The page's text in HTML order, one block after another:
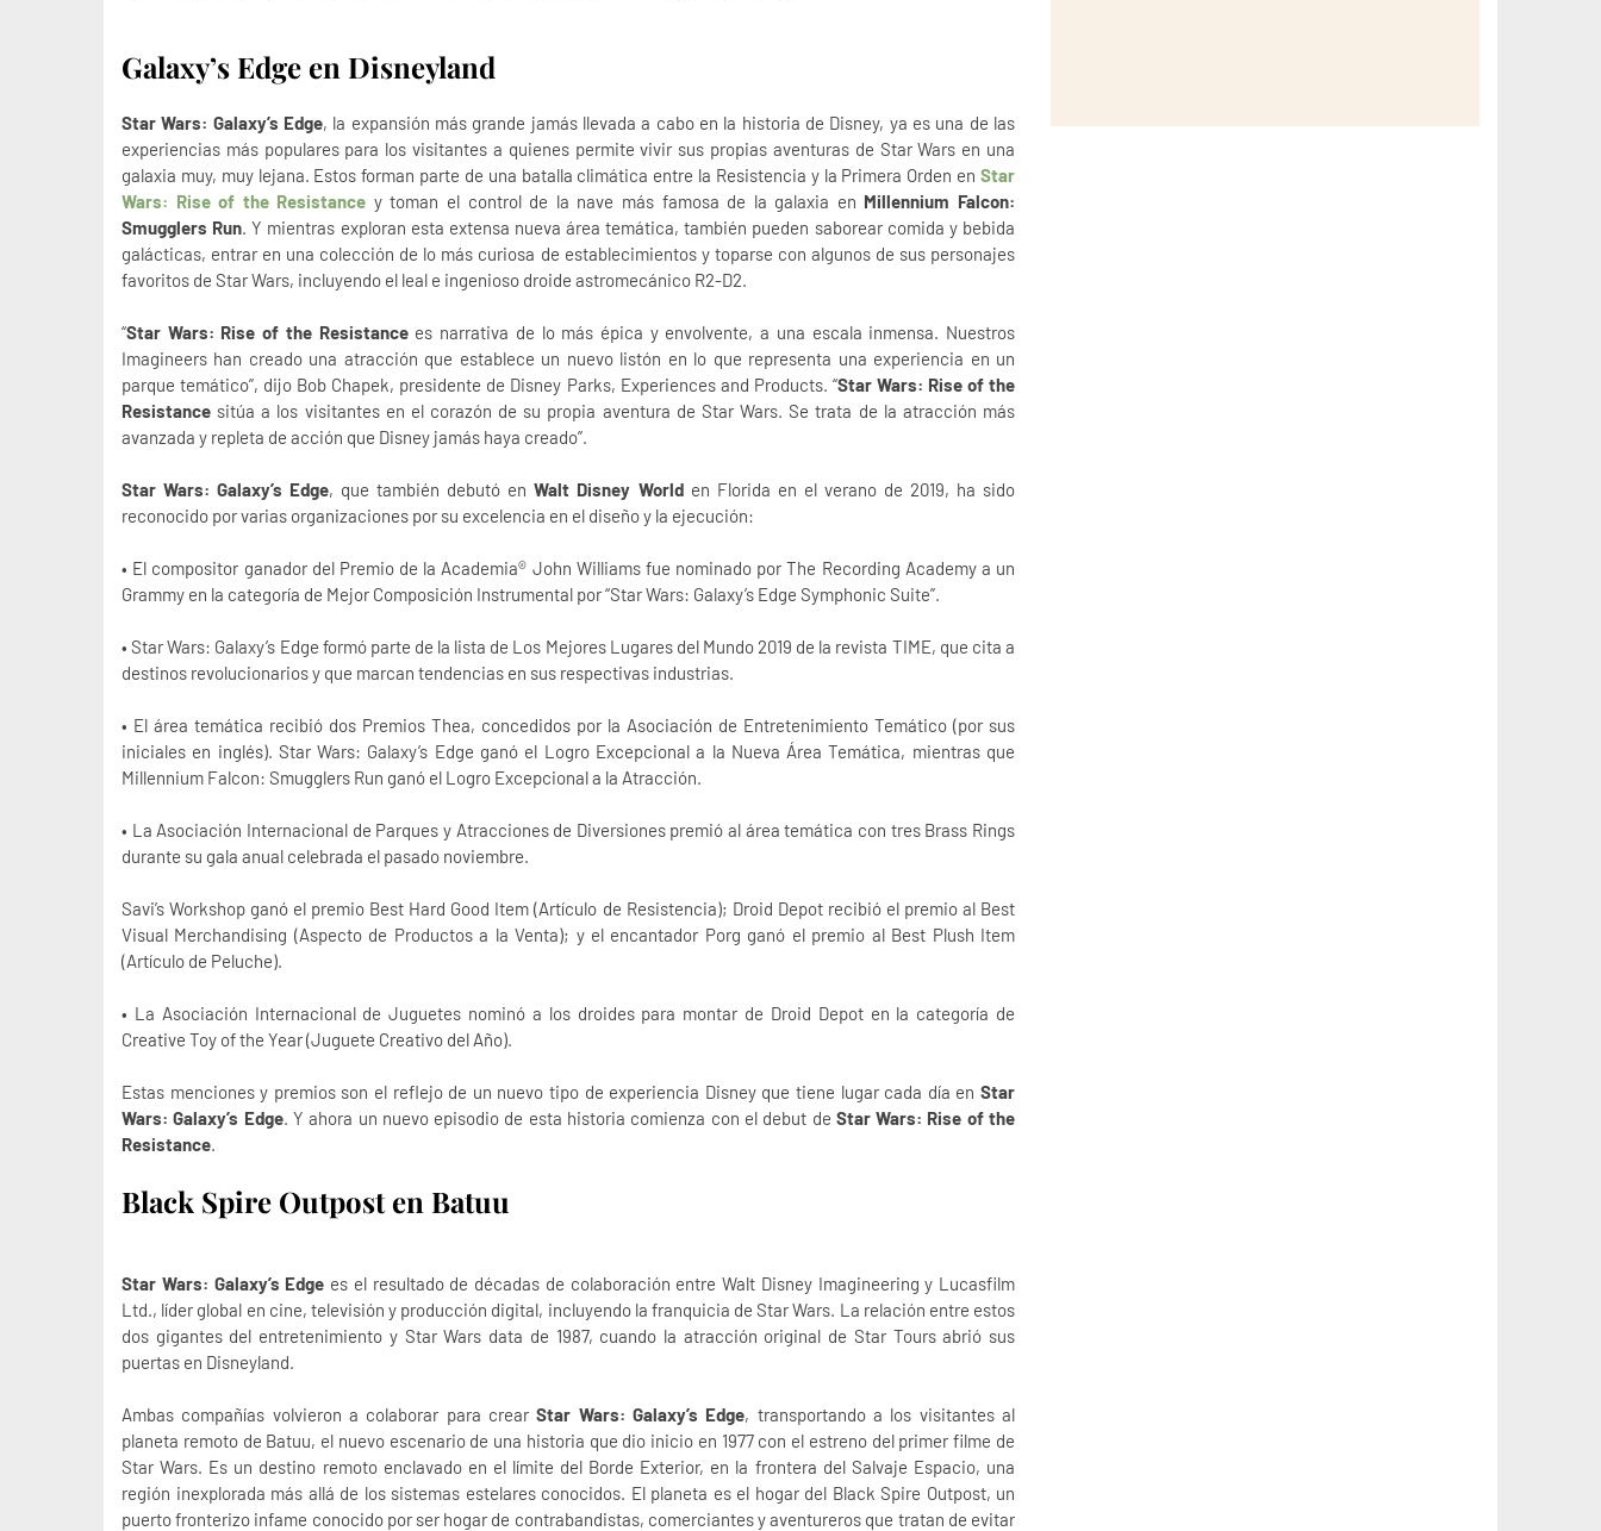
Galaxy’s Edge en Disneyland
Star Wars: Galaxy’s Edge, la expansión más grande jamás llevada a cabo en la historia de Disney, ya es una de las
experiencias más populares para los visitantes a quienes permite vivir sus propias aventuras de Star Wars en una
galaxia muy, muy lejana. Estos forman parte de una batalla climática entre la Resistencia y la Primera Orden en Star
Wars: Rise of the Resistance y toman el control de la nave más famosa de la galaxia en Millennium Falcon:
Smugglers Run. Y mientras exploran esta extensa nueva área temática, también pueden saborear comida y bebida
galácticas, entrar en una colección de lo más curiosa de establecimientos y toparse con algunos de sus personajes
favoritos de Star Wars, incluyendo el leal e ingenioso droide astromecánico R2-D2.
“Star Wars: Rise of the Resistancees narrativa de lo más épica y envolvente, a una escala inmensa. Nuestros
Imagineers han creado una atracción que establece un nuevo listón en lo que representa una experiencia en un
parque temático”, dijo Bob Chapek, presidente de Disney Parks, Experiences and Products. “Star Wars: Rise of the
Resistance sitúa a los visitantes en el corazón de su propia aventura de Star Wars. Se trata de la atracción más
avanzada y repleta de acción que Disney jamás haya creado”.
Star Wars: Galaxy’s Edge, que también debutó enWalt Disney Worlden Florida en el verano de 2019, ha sido
reconocido por varias organizaciones por su excelencia en el diseño y la ejecución:
• El compositor ganador del Premio de la Academia® John Williams fue nominado por The Recording Academy a un
Grammy en la categoría de Mejor Composición Instrumental por “Star Wars: Galaxy’s Edge Symphonic Suite”.
• Star Wars: Galaxy’s Edge formó parte de la lista de Los Mejores Lugares del Mundo 2019 de la revista TIME, que cita a
destinos revolucionarios y que marcan tendencias en sus respectivas industrias.
• El área temática recibió dos Premios Thea, concedidos por la Asociación de Entretenimiento Temático (por sus
iniciales en inglés). Star Wars: Galaxy’s Edge ganó el Logro Excepcional a la Nueva Área Temática, mientras que
Millennium Falcon: Smugglers Run ganó el Logro Excepcional a la Atracción.
• La Asociación Internacional de Parques y Atracciones de Diversiones premió al área temática con tres Brass Rings
durante su gala anual celebrada el pasado noviembre.
Savi’s Workshop ganó el premio Best Hard Good Item (Artículo de Resistencia); Droid Depot recibió el premio al Best
Visual Merchandising (Aspecto de Productos a la Venta); y el encantador Porg ganó el premio al Best Plush Item
(Artículo de Peluche).
• La Asociación Internacional de Juguetes nominó a los droides para montar de Droid Depot en la categoría de
Creative Toy of the Year (Juguete Creativo del Año).
Estas menciones y premios son el reflejo de un nuevo tipo de experiencia Disney que tiene lugar cada día en Star
Wars: Galaxy’s Edge. Y ahora un nuevo episodio de esta historia comienza con el debut de Star Wars: Rise of the
Resistance.
Black Spire Outpost en Batuu
Star Wars: Galaxy’s Edge es el resultado de décadas de colaboración entre Walt Disney Imagineering y Lucasfilm
Ltd., líder global en cine, televisión y producción digital, incluyendo la franquicia de Star Wars. La relación entre estos
dos gigantes del entretenimiento y Star Wars data de 1987, cuando la atracción original de Star Tours abrió sus
puertas en Disneyland.
Ambas compañías volvieron a colaborar para crearStar Wars: Galaxy’s Edge, transportando a los visitantes al
planeta remoto de Batuu, el nuevo escenario de una historia que dio inicio en 1977 con el estreno del primer filme de
Star Wars. Es un destino remoto enclavado en el límite del Borde Exterior, en la frontera del Salvaje Espacio, una
región inexplorada más allá de los sistemas estelares conocidos. El planeta es el hogar del Black Spire Outpost, un
puerto fronterizo infame conocido por ser hogar de contrabandistas, comerciantes y aventureros que tratan de evitar